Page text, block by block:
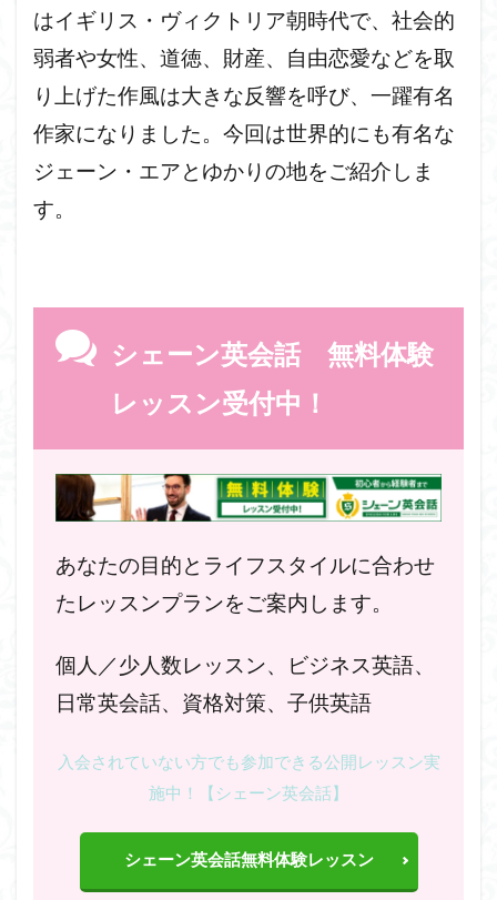
はイギリス・ヴィクトリア朝時代で、社会的
弱者や女性、道徳、財産、自由恋愛などを取
り上げた作風は大きな反響を呼び、一躍有名
作家になりました。今回は世界的にも有名な
ジェーン・エアとゆかりの地をご紹介しま
す。
シェーン英会話 無料体験
レッスン受付中！
あなたの目的とライフスタイルに合わせ
たレッスンプランをご案内します。
個人／少人数レッスン、ビジネス英語、
日常英会話、資格対策、子供英語
入会されていない方でも参加できる公開レッスン実
施中！【シェーン英会話】
シェーン英会話無料体験レッスン
セントポール大聖堂
ストーリー
ストラトフォード
ストア
魔法薬
検索